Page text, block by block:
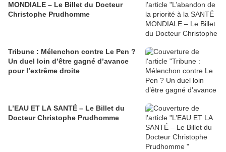
MONDIALE – Le Billet du Docteur
Christophe Prudhomme
Tribune : Mélenchon contre Le Pen ?
Un duel loin d’être gagné d’avance
pour l’extrême droite
L’EAU ET LA SANTÉ – Le Billet du
Docteur Christophe Prudhomme